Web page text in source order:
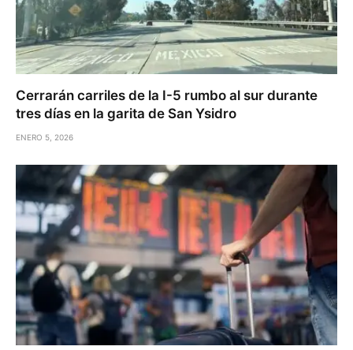
Cerrarán carriles de la I-5 rumbo al sur durante
tres días en la garita de San Ysidro
ENERO 5, 2026